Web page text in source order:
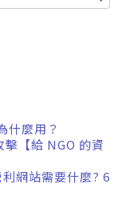
什麼用？
【給 NGO 的資
網站需要什麼? 6